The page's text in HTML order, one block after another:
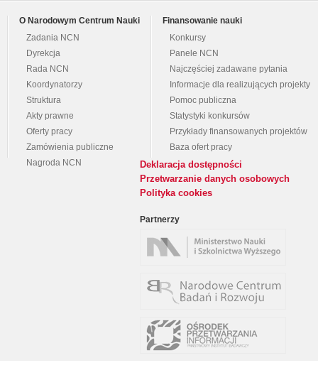
O Narodowym Centrum Nauki
Zadania NCN
Dyrekcja
Rada NCN
Koordynatorzy
Struktura
Akty prawne
Oferty pracy
Zamówienia publiczne
Nagroda NCN
Finansowanie nauki
Konkursy
Panele NCN
Najczęściej zadawane pytania
Informacje dla realizujących projekty
Pomoc publiczna
Statystyki konkursów
Przykłady finansowanych projektów
Baza ofert pracy
Deklaracja dostępności
Przetwarzanie danych osobowych
Polityka cookies
Partnerzy